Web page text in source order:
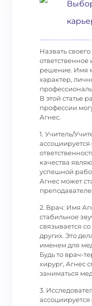
Назвать
решение. Имя
характер,
В этой статье
профессии
Агнес.
1. Учитель/
ассоциируется
качества
успешной
Агнес может
2. Врач: Имя
стабильное
связывается
других. Это
именем для
Будь то врач-
хирург, Агнес
заниматься
3.
ассоциируется